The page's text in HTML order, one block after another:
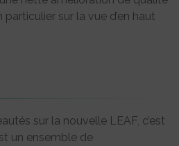
particulier sur la vue d’en haut
sur la nouvelle LEAF, c’est
un ensemble de